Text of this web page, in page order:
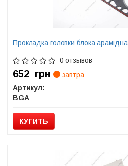
Прокладка головки блока арамідна
0 отзывов
652 грн
завтра
Артикул:
BGA
КУПИТЬ